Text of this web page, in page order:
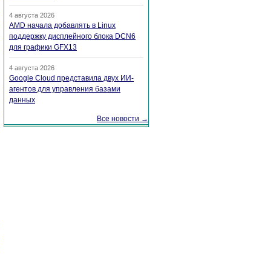
4 августа 2026
AMD начала добавлять в Linux
поддержку дисплейного блока DCN6
для графики GFX13
4 августа 2026
Google Cloud представила двух ИИ-
агентов для управления базами
данных
Все новости →